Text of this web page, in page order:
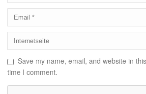
Save my name, email, and website in
time I comment.